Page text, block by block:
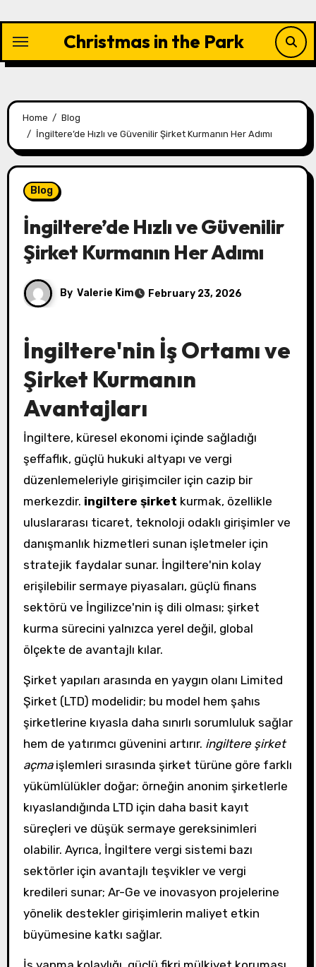
content
Christmas in the Park
Home
Blog
İngiltere’de Hızlı ve Güvenilir Şirket Kurmanın Her Adımı
Blog
İngiltere’de Hızlı ve Güvenilir
Şirket Kurmanın Her Adımı
By Valerie Kim February 23, 2026
İngiltere'nin İş Ortamı ve
Şirket Kurmanın
Avantajları
İngiltere, küresel ekonomi içinde sağladığı
şeffaflık, güçlü hukuki altyapı ve vergi
düzenlemeleriyle girişimciler için cazip bir
merkezdir. ingiltere şirket kurmak, özellikle
uluslararası ticaret, teknoloji odaklı girişimler ve
danışmanlık hizmetleri sunan işletmeler için
stratejik faydalar sunar. İngiltere'nin kolay
erişilebilir sermaye piyasaları, güçlü finans
sektörü ve İngilizce'nin iş dili olması; şirket
kurma sürecini yalnızca yerel değil, global
ölçekte de avantajlı kılar.
Şirket yapıları arasında en yaygın olanı Limited
Şirket (LTD) modelidir; bu model hem şahıs
şirketlerine kıyasla daha sınırlı sorumluluk sağlar
hem de yatırımcı güvenini artırır. ingiltere şirket
açmaişlemleri sırasında şirket türüne göre farklı
yükümlülükler doğar; örneğin anonim şirketlerle
kıyaslandığında LTD için daha basit kayıt
süreçleri ve düşük sermaye gereksinimleri
olabilir. Ayrıca, İngiltere vergi sistemi bazı
sektörler için avantajlı teşvikler ve vergi
kredileri sunar; Ar-Ge ve inovasyon projelerine
yönelik destekler girişimlerin maliyet etkin
büyümesine katkı sağlar.